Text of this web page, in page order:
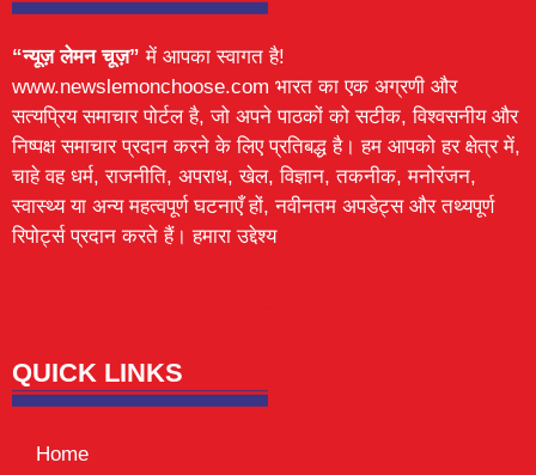
“न्यूज़ लेमन चूज़” में आपका स्वागत है!
www.newslemonchoose.com भारत का एक अग्रणी और
सत्यप्रिय समाचार पोर्टल है, जो अपने पाठकों को सटीक, विश्वसनीय और
निष्पक्ष समाचार प्रदान करने के लिए प्रतिबद्ध है। हम आपको हर क्षेत्र में,
चाहे वह धर्म, राजनीति, अपराध, खेल, विज्ञान, तकनीक, मनोरंजन,
स्वास्थ्य या अन्य महत्वपूर्ण घटनाएँ हों, नवीनतम अपडेट्स और तथ्यपूर्ण
रिपोर्ट्स प्रदान करते हैं। हमारा उद्देश्य
QUICK LINKS
Home